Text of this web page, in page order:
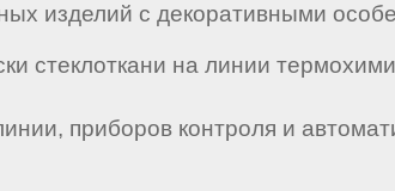
изделий с декоративными
стеклоткани на линии
приборов контроля и